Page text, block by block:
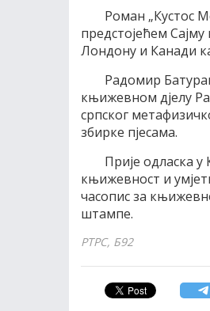
Роман „Кустос
предстојећем
Лондону и Канади
Радомир
књижевном дјелу
српског
збирке пјесама.
Прије одласка
књижевност и
часопис за
штампе.
РТРС, Б92